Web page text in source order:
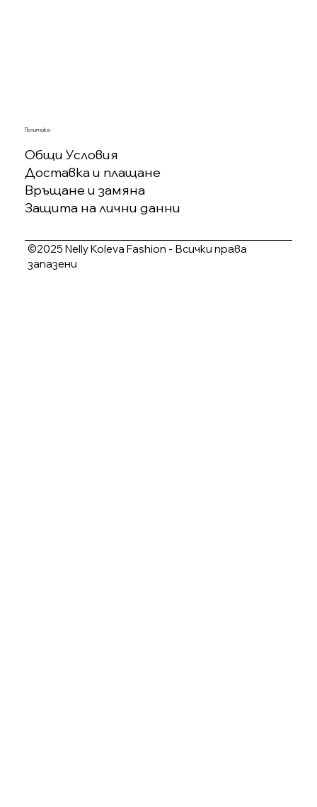
Политика
Общи Условия
Доставка и плащане
Връщане и замяна
Защита на лични данни
©2025 Nelly Koleva Fashion - Всички права
запазени